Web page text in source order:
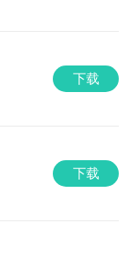
下载
下载